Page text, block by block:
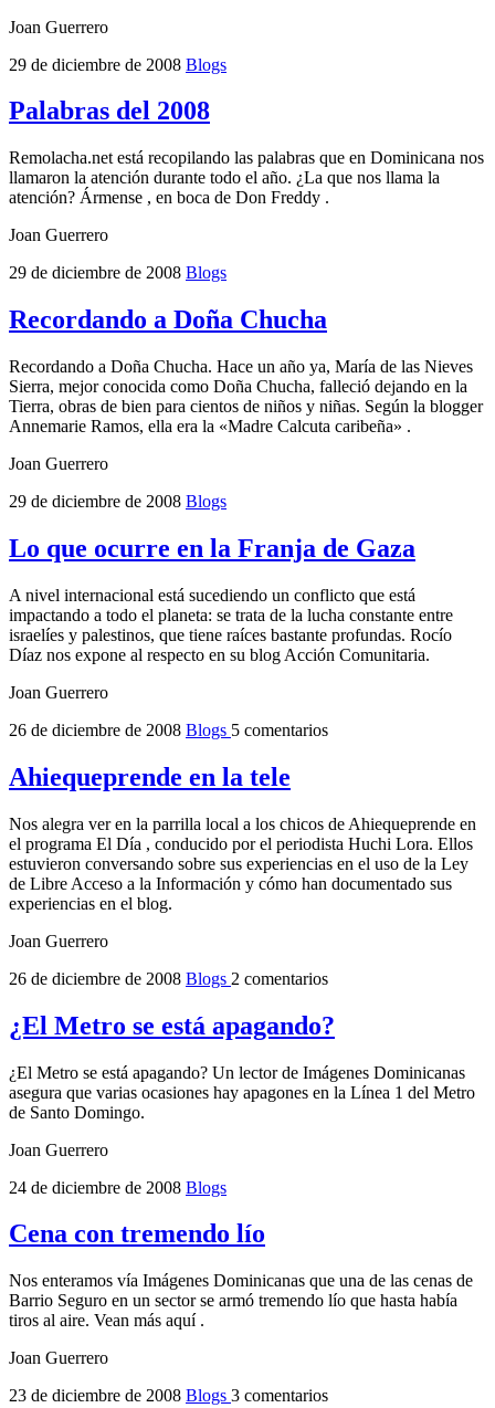
Joan Guerrero
29 de diciembre de 2008 Blogs
Palabras del 2008
Remolacha.net está recopilando las palabras que en Dominicana nos
llamaron la atención durante todo el año. ¿La que nos llama la
atención? Ármense , en boca de Don Freddy .
Joan Guerrero
29 de diciembre de 2008 Blogs
Recordando a Doña Chucha
Recordando a Doña Chucha. Hace un año ya, María de las Nieves
Sierra, mejor conocida como Doña Chucha, falleció dejando en la
Tierra, obras de bien para cientos de niños y niñas. Según la blogger
Annemarie Ramos, ella era la «Madre Calcuta caribeña» .
Joan Guerrero
29 de diciembre de 2008 Blogs
Lo que ocurre en la Franja de Gaza
A nivel internacional está sucediendo un conflicto que está
impactando a todo el planeta: se trata de la lucha constante entre
israelíes y palestinos, que tiene raíces bastante profundas. Rocío
Díaz nos expone al respecto en su blog Acción Comunitaria.
Joan Guerrero
26 de diciembre de 2008 Blogs 5 comentarios
Ahiequeprende en la tele
Nos alegra ver en la parrilla local a los chicos de Ahiequeprende en
el programa El Día , conducido por el periodista Huchi Lora. Ellos
estuvieron conversando sobre sus experiencias en el uso de la Ley
de Libre Acceso a la Información y cómo han documentado sus
experiencias en el blog.
Joan Guerrero
26 de diciembre de 2008 Blogs 2 comentarios
¿El Metro se está apagando?
¿El Metro se está apagando? Un lector de Imágenes Dominicanas
asegura que varias ocasiones hay apagones en la Línea 1 del Metro
de Santo Domingo.
Joan Guerrero
24 de diciembre de 2008 Blogs
Cena con tremendo lío
Nos enteramos vía Imágenes Dominicanas que una de las cenas de
Barrio Seguro en un sector se armó tremendo lío que hasta había
tiros al aire. Vean más aquí .
Joan Guerrero
23 de diciembre de 2008 Blogs 3 comentarios